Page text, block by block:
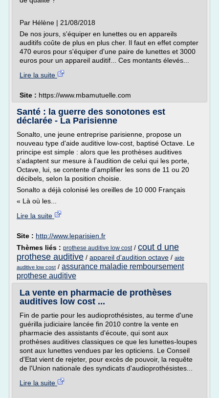
Par Hélène | 21/08/2018
De nos jours, s'équiper en lunettes ou en appareils
auditifs coûte de plus en plus cher. Il faut en effet compter
470 euros pour s'équiper d'une paire de lunettes et 3000
euros pour un appareil auditif... Ces montants élevés...
Lire la suite
Site : https://www.mbamutuelle.com
Santé : la guerre des sonotones est
déclarée - La Parisienne
Sonalto, une jeune entreprise parisienne, propose un
nouveau type d'aide auditive low-cost, baptisé Octave. Le
principe est simple : alors que les prothèses auditives
s'adaptent sur mesure à l'audition de celui qui les porte,
Octave, lui, se contente d'amplifier les sons de 11 ou 20
décibels, selon la position choisie.
Sonalto a déjà colonisé les oreilles de 10 000 Français
« Là où les...
Lire la suite
Site : http://www.leparisien.fr
Thèmes liés : prothese auditive low cost/ cout d une
prothese auditive / appareil d'audition octave / aide
auditive low cost / assurance maladie remboursement
prothese auditive
La vente en pharmacie de prothèses
auditives low cost ...
Fin de partie pour les audioprothésistes, au terme d'une
guérilla judiciaire lancée fin 2010 contre la vente en
pharmacie des assistants d'écoute, qui sont aux
prothèses auditives classiques ce que les lunettes-loupes
sont aux lunettes vendues par les opticiens. Le Conseil
d'Etat vient de rejeter, pour excès de pouvoir, la requête
de l'Union nationale des syndicats d'audioprothésistes...
Lire la suite